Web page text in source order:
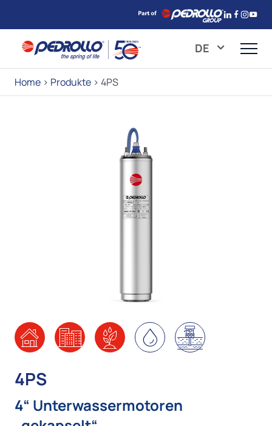
DE
Home > Produkte > 4PS
4PS
4“ Unterwassermotoren